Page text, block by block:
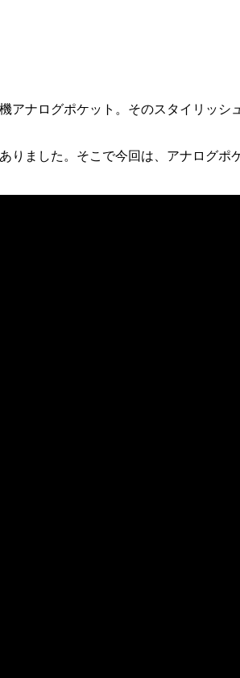
ナログポケット。そのスタイリッシ
ました。そこで今回は、アナログポ